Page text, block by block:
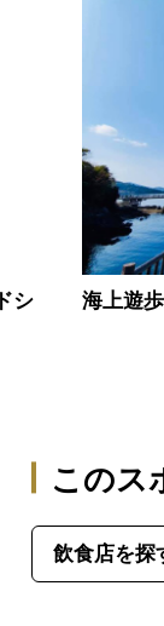
シ 海上遊
このス
飲食店を探